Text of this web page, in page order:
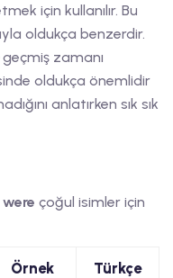
için kullanılır. Bu
oldukça benzerdir.
geçmiş zamanı
oldukça önemlidir
anlatırken sık sık
çoğul isimler için
Örnek
Türkçe